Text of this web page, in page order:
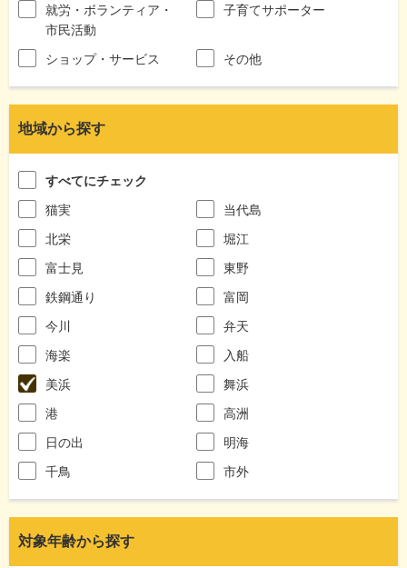
就労・ボランティア・
市民活動
子育てサポーター
ショップ・サービス その他
地域から探す
すべてにチェック
猫実
当代島
北栄
堀江
富士見
東野
鉄鋼通り
富岡
今川
弁天
海楽
入船
美浜
舞浜
港
高洲
日の出
明海
千鳥
市外
対象年齢から探す